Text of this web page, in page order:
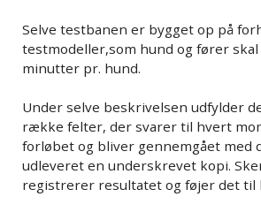
Selve testbanen er bygget op på
testmodeller,som hund og fører
minutter pr. hund.
Under selve beskrivelsen udfylder
række felter, der svarer til hvert
forløbet og bliver gennemgået med
udleveret en underskrevet kopi.
registrerer resultatet og føjer det til